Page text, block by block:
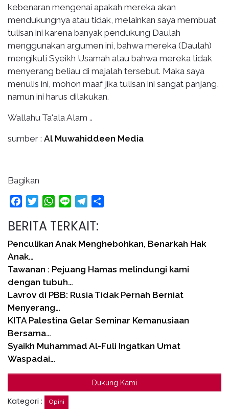
kebenaran mengenai apakah mereka akan
mendukungnya atau tidak, melainkan saya membuat
tulisan ini karena banyak pendukung Daulah
menggunakan argumen ini, bahwa mereka (Daulah)
mengikuti Syeikh Usamah atau bahwa mereka tidak
menyerang beliau di majalah tersebut. Maka saya
menulis ini, mohon maaf jika tulisan ini sangat panjang,
namun ini harus dilakukan.
Wallahu Ta'ala Alam ..
sumber : Al Muwahiddeen Media
Bagikan
FacebookTwitterWhatsApp
Line Telegram
BERITA TERKAIT:
Penculikan Anak Menghebohkan, Benarkah Hak
Anak…
Tawanan : Pejuang Hamas melindungi kami
dengan tubuh…
Lavrov di PBB: Rusia Tidak Pernah Berniat
Menyerang…
KITA Palestina Gelar Seminar Kemanusiaan
Bersama…
Syaikh Muhammad Al-Fuli Ingatkan Umat
Waspadai…
Dukung Kami
Kategori : Opini